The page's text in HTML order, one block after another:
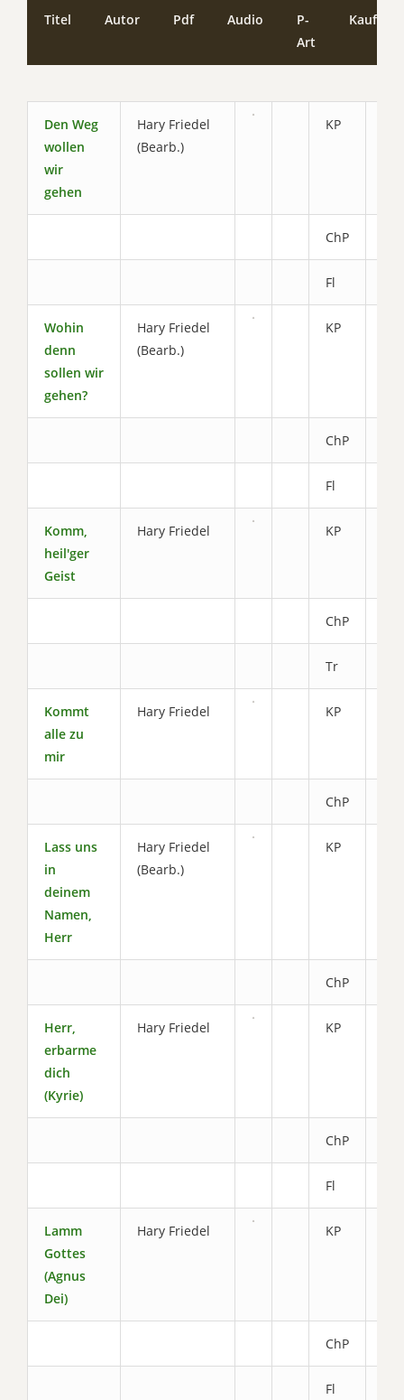
Titel Autor Pdf Audio
P-
Art
Kaufen
Den Weg
wollen
wir
gehen
Hary Friedel
(Bearb.)
KP
ChP
Fl
Wohin
denn
sollen wir
gehen?
Hary Friedel
(Bearb.)
KP
ChP
Fl
Komm,
heil'ger
Geist
Hary Friedel KP
ChP
Tr
Kommt
alle zu
mir
Hary Friedel KP
ChP
Lass uns
in
deinem
Namen,
Herr
Hary Friedel
(Bearb.)
KP
ChP
Herr,
erbarme
dich
(Kyrie)
Hary Friedel KP
ChP
Fl
Lamm
Gottes
(Agnus
Dei)
Hary Friedel KP
ChP
Fl